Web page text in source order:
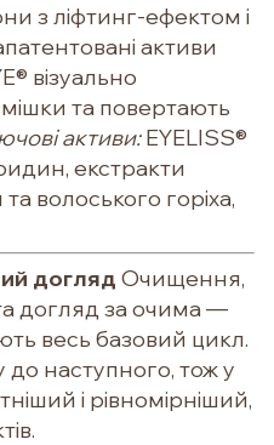
з ліфтинг-ефектом і
активи
візуально
та повертають
активи:EYELISS®
екстракти
волоського горіха,
догляд Очищення,
догляд за очима —
весь базовий цикл.
до наступного, тож у
і рівномірніший,